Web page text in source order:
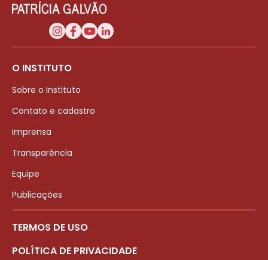
O INSTITUTO
Sobre o Instituto
Contato e cadastro
Imprensa
Transparência
Equipe
Publicações
TERMOS DE USO
POLÍTICA DE PRIVACIDADE